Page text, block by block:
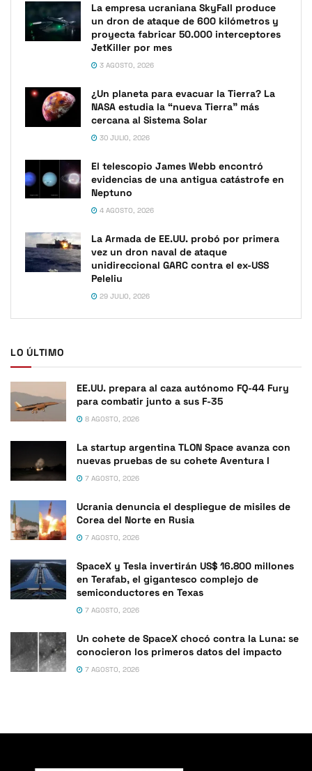
La empresa ucraniana SkyFall produce
un dron de ataque de 600 kilómetros y
proyecta fabricar 50.000 interceptores
JetKiller por mes
3 AGOSTO, 2026
¿Un planeta para evacuar la Tierra? La
NASA estudia la “nueva Tierra” más
cercana al Sistema Solar
30 JULIO, 2026
El telescopio James Webb encontró
evidencias de una antigua catástrofe en
Neptuno
4 AGOSTO, 2026
La Armada de EE.UU. probó por primera
vez un dron naval de ataque
unidireccional GARC contra el ex-USS
Peleliu
29 JULIO, 2026
LO ÚLTIMO
EE.UU. prepara al caza autónomo FQ-44 Fury
para combatir junto a sus F-35
8 AGOSTO, 2026
La startup argentina TLON Space avanza con
nuevas pruebas de su cohete Aventura I
7 AGOSTO, 2026
Ucrania denuncia el despliegue de misiles de
Corea del Norte en Rusia
7 AGOSTO, 2026
SpaceX y Tesla invertirán US$ 16.800 millones
en Terafab, el gigantesco complejo de
semiconductores en Texas
7 AGOSTO, 2026
Un cohete de SpaceX chocó contra la Luna: se
conocieron los primeros datos del impacto
7 AGOSTO, 2026